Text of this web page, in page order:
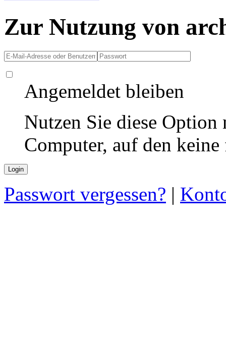
Zur Nutzung von
Angemeldet bleiben
Nutzen Sie diese
Computer, auf den
Passwort vergessen? |